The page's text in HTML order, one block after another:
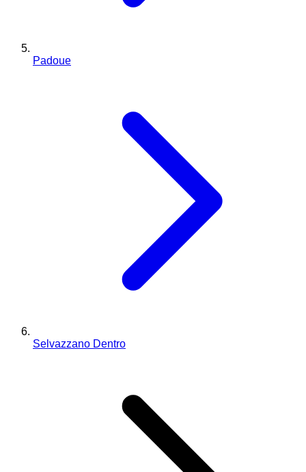
Padoue
Selvazzano Dentro